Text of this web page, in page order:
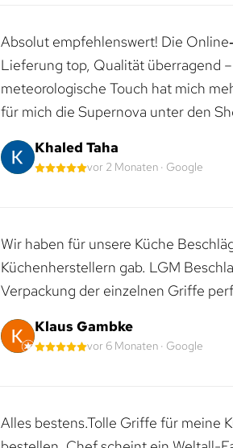
Absolut empfehlenswert! Die
Lieferung top, Qualität überragend
meteorologische Touch hat mich
für mich die Supernova unter den
Khaled Taha
vor 2 Monaten · Google
Wir haben für unsere Küche
Küchenherstellern gab. LGM
Verpackung der einzelnen Griffe
Klaus Gambke
vor 6 Monaten · Google
Alles bestens.Tolle Griffe für meine